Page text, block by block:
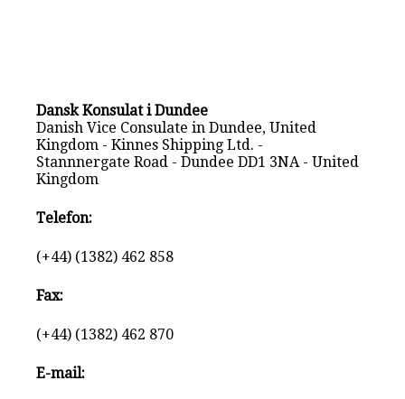
Dansk Konsulat i Dundee
Danish Vice Consulate in Dundee, United
Kingdom - Kinnes Shipping Ltd. -
Stannnergate Road - Dundee DD1 3NA - United
Kingdom
Telefon:
(+44) (1382) 462 858
Fax:
(+44) (1382) 462 870
E-mail: